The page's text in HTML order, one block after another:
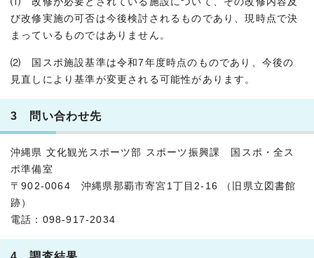
び改修実施の可否は今後検討されるものであり、現時点で決
まっているものではありません。
⑵ 国スポ施設基準は令和7年度時点のものであり、今後の
見直しにより基準が変更される可能性があります。
3 問い合わせ先
沖縄県 文化観光スポーツ部 スポーツ振興課 国スポ・全ス
ポ準備室
〒902-0064 沖縄県那覇市寄宮1丁目2-16 （旧県立図書館
跡）
電話：098-917-2034